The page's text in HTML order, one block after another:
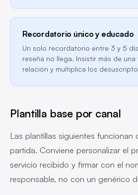
Recordatorio único y educado
Un solo recordatorio entre 3 y 5
reseña no llega. Insistir más de
relación y multiplica los
Plantilla base por canal
Las plantillas siguientes
partida. Conviene personalizar el
servicio recibido y firmar con el
responsable, no con un genérico